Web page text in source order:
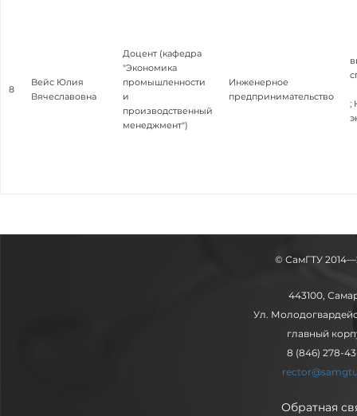
8
Вейс Юлия
Вячеславовна
Доцент (кафедра
"Экономика
промышленности
и
производственный
менеджмент")
Инженерное
предпринимательство
;
© СамГТУ
443100,
Ул.
главный
8 (846) 278-
Обратная